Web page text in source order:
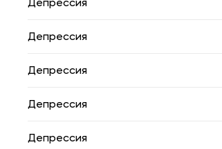
Депрессия
Депрессия
Депрессия
Депрессия